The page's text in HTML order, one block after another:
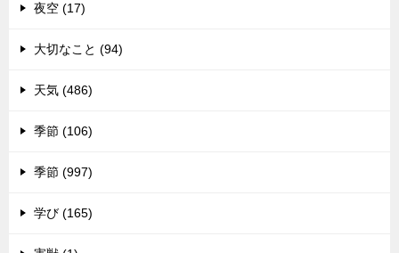
夜空 (17)
大切なこと (94)
天気 (486)
季節 (106)
季節 (997)
学び (165)